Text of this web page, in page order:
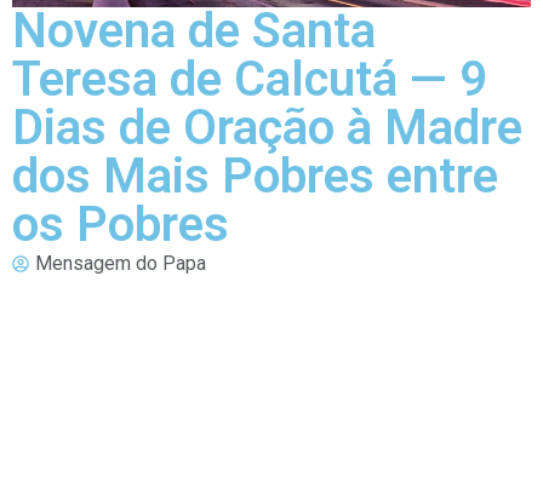
Novena de Santa
Teresa de Calcutá — 9
Dias de Oração à Madre
dos Mais Pobres entre
os Pobres
Mensagem do Papa